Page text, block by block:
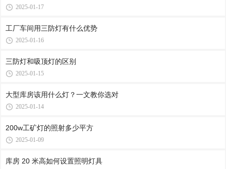
2025-01-17
工厂车间用三防灯有什么优势
2025-01-16
三防灯和吸顶灯的区别
2025-01-15
大型库房该用什么灯？一文教你选对
2025-01-14
200w工矿灯的照射多少平方
2025-01-09
库房 20 米高如何设置照明灯具